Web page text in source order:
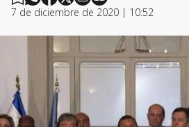
7 de diciembre de 2020 | 10:52